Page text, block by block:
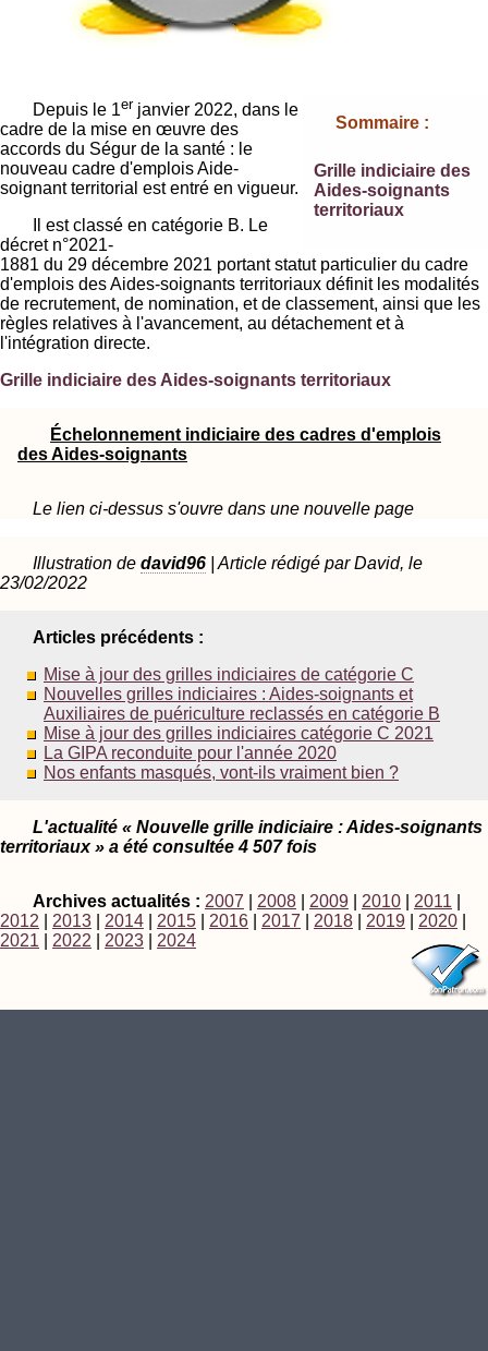
Sommaire :
Grille indiciaire des
Aides-soignants
territoriaux
Depuis le 1er janvier 2022, dans le
cadre de la mise en œuvre des
accords du Ségur de la santé : le
nouveau cadre d'emplois Aide-
soignant territorial est entré en vigueur.
Il est classé en catégorie B. Le
décret n°2021-
1881 du 29 décembre 2021 portant statut particulier du cadre
d'emplois des Aides-soignants territoriaux définit les modalités
de recrutement, de nomination, et de classement, ainsi que les
règles relatives à l'avancement, au détachement et à
l'intégration directe.
Grille indiciaire des Aides-soignants territoriaux
Échelonnement indiciaire des cadres d'emplois
des Aides-soignants
Le lien ci-dessus s'ouvre dans une nouvelle page
Illustration de david96 | Article rédigé par David, le
23/02/2022
Articles précédents :
Mise à jour des grilles indiciaires de catégorie C
Nouvelles grilles indiciaires : Aides-soignants et
Auxiliaires de puériculture reclassés en catégorie B
Mise à jour des grilles indiciaires catégorie C 2021
La GIPA reconduite pour l'année 2020
Nos enfants masqués, vont-ils vraiment bien ?
L'actualité « Nouvelle grille indiciaire : Aides-soignants
territoriaux » a été consultée 4 507 fois
Archives actualités : 2007 2008 2009 2010 2011
2012
2013 2014 2015 2016 2017 2018 2019 2020
2021
2022 2023 2024